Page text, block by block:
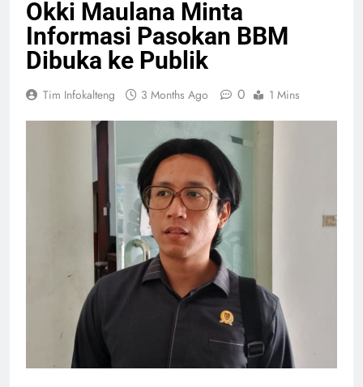
Okki Maulana Minta
Informasi Pasokan BBM
Dibuka ke Publik
Tim Infokalteng 3 Months Ago 0 1 Mins